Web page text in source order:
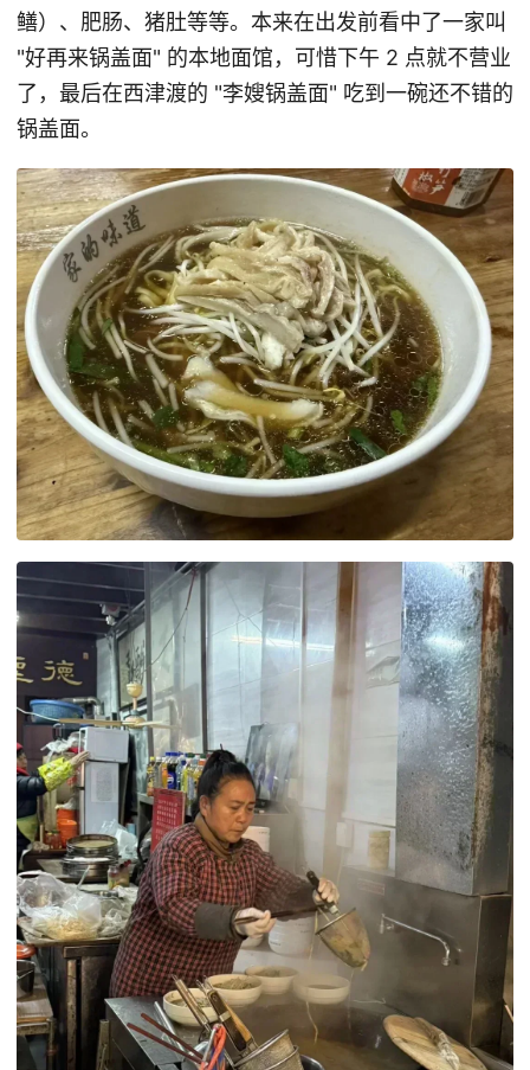
鳝）、肥肠、猪肚等等。本来在出发前看中了一家叫
"好再来锅盖面" 的本地面馆，可惜下午 2 点就不营业
了，最后在西津渡的 "李嫂锅盖面" 吃到一碗还不错的
锅盖面。